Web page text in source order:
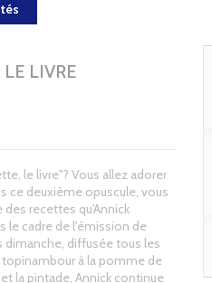
LIVRE
le livre"? Vous allez adorer
ce deuxième opuscule, vous
recettes qu'Annick
le cadre de l'émission de
dimanche, diffusée tous les
topinambour à la pomme de
la pintade, Annick continue